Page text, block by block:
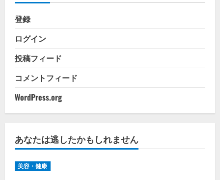
登録
ログイン
投稿フィード
コメントフィード
WordPress.org
あなたは逃したかもしれません
美容・健康